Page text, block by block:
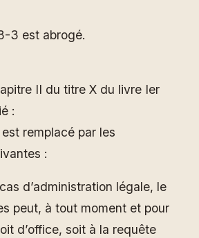
3 est abrogé.
II du titre X du livre Ier
:
est remplacé par les
:
d’administration légale, le
peut, à tout moment et pour
d’office, soit à la requête